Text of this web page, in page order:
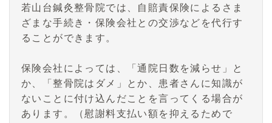
若山台鍼灸整骨院では、自賠責保険によるさま
ざまな手続き・保険会社との交渉などを代行す
ることができます。
保険会社によっては、「通院日数を減らせ」と
か、「整骨院はダメ」とか、患者さんに知識が
ないことに付け込んだことを言ってくる場合が
あります。（慰謝料支払い額を抑えるためで